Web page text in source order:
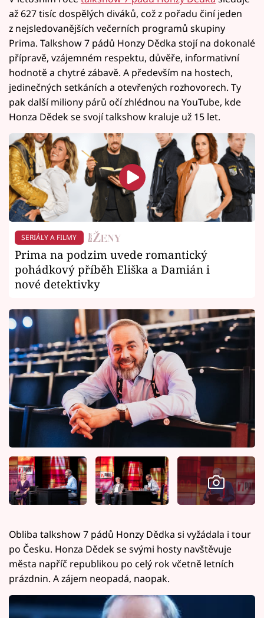
až 627 tisíc dospělých diváků, což z pořadu činí jeden
z nejsledovanějších večerních programů skupiny
Prima. Talkshow 7 pádů Honzy Dědka stojí na dokonalé
přípravě, vzájemném respektu, důvěře, informativní
hodnotě a chytré zábavě. A především na hostech,
jedinečných setkáních a otevřených rozhovorech. Ty
pak další miliony párů očí zhlédnou na YouTube, kde
Honza Dědek se svojí talkshow kraluje už 15 let.
SERIÁLY A FILMY
Prima na podzim uvede romantický
pohádkový příběh Eliška a Damián i
nové detektivky
Obliba talkshow 7 pádů Honzy Dědka si vyžádala i tour
po Česku. Honza Dědek se svými hosty navštěvuje
města napříč republikou po celý rok včetně letních
prázdnin. A zájem neopadá, naopak.